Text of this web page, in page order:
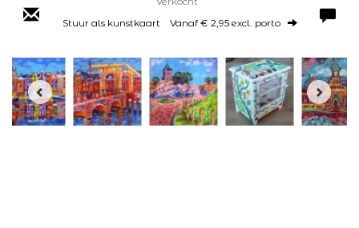
Stuur als kunstkaart Vanaf € 2,95 excl. porto